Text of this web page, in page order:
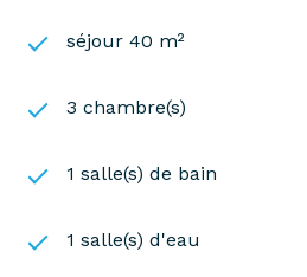
séjour 40 m²
3 chambre(s)
1 salle(s) de bain
1 salle(s) d'eau